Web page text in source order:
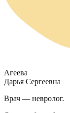
Агеева
Дарья Сергеевна
Врач — невролог.